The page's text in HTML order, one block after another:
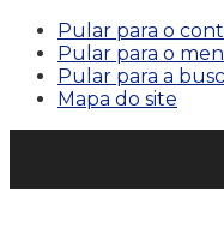
Pular para o
Pular para o
Pular para a
Mapa do site